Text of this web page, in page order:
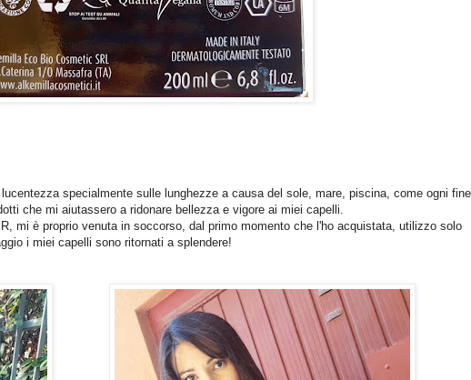
specialmente sulle lunghezze a causa del sole, mare, piscina, come ogni fine
che mi aiutassero a ridonare bellezza e vigore ai miei capelli.
mi è proprio venuta in soccorso, dal primo momento che l'ho acquistata, utilizzo solo
i miei capelli sono ritornati a splendere!